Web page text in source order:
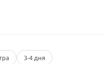
3-4 дня